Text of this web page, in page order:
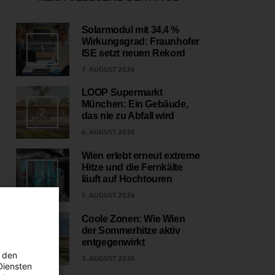
1
Solarmodul mit 34,4 %
Wirkungsgrad: Fraunhofer
ISE setzt neuen Rekord
7. AUGUST 2026
2
LOOP Supermarkt
München: Ein Gebäude,
das nie zu Abfall wird
6. AUGUST 2026
3
Wien erlebt erneut extreme
Hitze und die Fernkälte
läuft auf Hochtouren
5. AUGUST 2026
Coole Zonen: Wie Wien
der Sommerhitze aktiv
entgegenwirkt
3. AUGUST 2026
den